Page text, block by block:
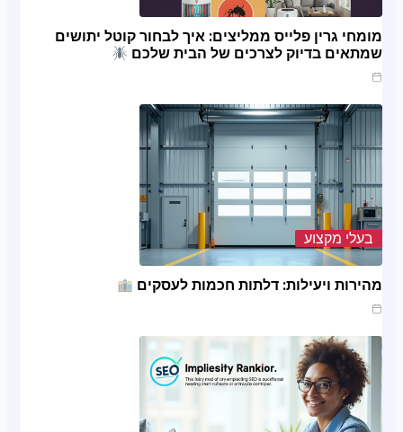
מומחי גרין פלייס ממליצים: איך לבחור קוטל יתושים
שמתאים בדיוק לצרכים של הבית שלכם
מרץ 20, 2025
בעלי מקצוע
מהירות ויעילות: דלתות חכמות לעסקים
ינו 20, 2025